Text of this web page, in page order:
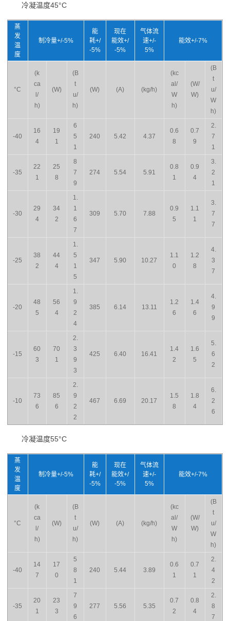
冷凝温度45°C
蒸
发
温
度
制冷量+/-5%
能
耗+/
-5%
现在
能效+/
-5%
气体流
速+/-
5%
能效+/-7%
°C
(k
ca
l/
h)
(W)
(B
t
u/
h)
(W) (A) (kg/h)
(kc
al/
W
h)
(W/
W)
(B
t
u/
W
h)
-40
16
4
19
1
6
5
1
240 5.42 4.37
0.6
8
0.7
9
2.
7
1
-35
22
1
25
8
8
7
9
274 5.54 5.91
0.8
1
0.9
4
3.
2
1
-30
29
4
34
2
1.
1
6
7
309 5.70 7.88
0.9
5
1.1
1
3.
7
7
-25
38
2
44
4
1.
5
1
5
347 5.90 10.27
1.1
0
1.2
8
4.
3
7
-20
48
5
56
4
1.
9
2
4
385 6.14 13.11
1.2
6
1.4
6
4.
9
9
-15
60
3
70
1
2.
3
9
3
425 6.40 16.41
1.4
2
1.6
5
5.
6
2
-10
73
6
85
6
2.
9
2
2
467 6.69 20.17
1.5
8
1.8
4
6.
2
6
冷凝温度55°C
蒸
发
温
度
制冷量+/-5%
能
耗+/
-5%
现在
能效+/
-5%
气体流
速+/-
5%
能效+/-7%
°C
(k
ca
l/
h)
(W)
(B
t
u/
h)
(W) (A) (kg/h)
(kc
al/
W
h)
(W/
W)
(B
t
u/
W
h)
-40
14
7
17
0
5
8
1
240 5.44 3.89
0.6
1
0.7
1
2.
4
2
-35
20
1
23
3
7
9
6
277 5.56 5.35
0.7
2
0.8
4
2.
8
7